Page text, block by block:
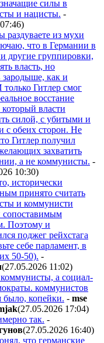
силы в
и нацисты. -
)
раздуваете из мухи
что в Германии в
другие группировки,
власть, но
как и
Гитлер смог
восстание
власти
силой, с убитыми и
с обеих сторон. Не
Гитлер получил
захватить
а не коммунисты. -
10:30)
исторически
принято считать
и коммунисти
сопоставимым
Поэтому и
поджег рейхстага
себе парламент, в
50-50). -
(27.05.2026 11:02)
а социал-
коммунистов
было, копейки. - mse
(27.05.2026 17:04)
так. -
(27.05.2026 16:40)
что германские